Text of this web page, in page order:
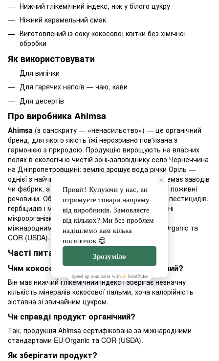
Нижчий глікемічний індекс, ніж у білого цукру
Ніжний карамельний смак
Виготовлений із соку кокосової квітки без хімічної
обробки
Як використовувати
Для випічки
Для гарячих напоїв — чаю, кави
Для десертів
Про виробника Ahimsa
Ahimsa (з санскриту — «ненасильство») — це органічний
бренд, для якого якість їжі нерозривно пов'язана з
гармонією з природою. Продукцію вирощують на власних
полях в екологічно чистій зоні-заповіднику село Чернеччина
на Дніпропетровщині: землю зрошує вода річки Оріль —
однієї з найчистіших в Європі, у радіусі 100 км немає заводів
чи фабрик, а грунт тут чорноземний, багатий на поживні
речовини. Обробіток ведеться без синтетичних пестицидів,
гербіцидів і мінеральних добрив — лише природні
мікроорганізми. Якість продукції підтверджена
міжнародними органічними сертифікатами EU Organic та
COR (USDA).
Часті питання
Чим кокосовий цукор кращий за звичайний?
Він має нижчий глікемічний індекс і зберігає незначну
кількість мінералів кокосової пальми, хоча калорійність
зіставна зі звичайним цукром.
Чи справді продукт органічний?
Так, продукція Ahimsa сертифікована за міжнародними
стандартами EU Organic та COR (USDA).
Як зберігати продукт?